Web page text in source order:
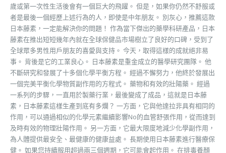
歲或第一次性生活後會有一個巨大的飛躍。 但是，如果你仍然不舒服或
者是最後一個經歷上述行為的人，即使是中年朋友。 別灰心，推薦這款
日本藤素，一定能解決你的問題！ 作為當下傑出的藥學科研產品，日本
藤素在推出短短幾年內就在全球保健品市場樹立了良好的口碑，受到了
全球眾多男性用戶朋友的喜愛與支持。 今天，取得這樣的成就絕非易
事。 背後是它的工業良心。 日本藤素是重金成立的醫學研究團隊。 他
不斷研究和發展了十多個化學平衡方程。 經過不懈努力，他終於發展出
一個完美平衡化學物質副作用的方程式。 藥物和有效的壯陽藥。 經過
一系列的步驟，一直用於製藥行業，最後變成了成品，這就是日本藤
素，日本藤素這樣生產到底有多爛？ 一方面，它與他達拉非具有相同的
作用，可以通過相似的化學元素繼續影響No的血管舒張作用，從而達到
及時有效的物理壯陽作用。 另一方面，它最大限度地減少化學副作用，
為人體提供最安全、最健康的健康益處。 長期使用日本藤素進行醫療保
健。 如果您持續服用超過兩三個週期，它可能會起作用。 在排毒養顏